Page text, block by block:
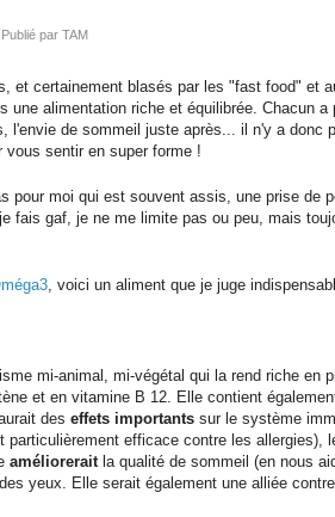
Publié par TAM
et certainement blasés par les "fast food" et
une alimentation riche et équilibrée. Chacun a
l'envie de sommeil juste après... il n'y a donc
vous sentir en super forme !
pour moi qui est souvent assis, une prise de
fais gaf, je ne me limite pas ou peu, mais
, voici un aliment que je juge
mi-animal, mi-végétal qui la rend riche en
et en vitamine B 12. Elle contient
des effets importants sur le système
particulièrement efficace contre les allergies),
améliorerait la qualité de sommeil (en nous
yeux. Elle serait également une alliée